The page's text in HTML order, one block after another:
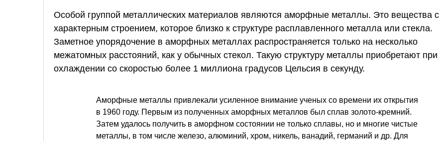
Особой группой металлических материалов являются аморфные металлы. Это вещества с
характерным строением, которое близко к структуре расплавленного металла или стекла.
Заметное упорядочение в аморфных металлах распространяется только на несколько
межатомных расстояний, как у обычных стекол. Такую структуру металлы приобретают при
охлаждении со скоростью более 1 миллиона градусов Цельсия в секунду.
Аморфные металлы привлекали усиленное внимание ученых со времени их открытия
в 1960 году. Первым из полученных аморфных металлов был сплав золото-кремний.
Затем удалось получить в аморфном состоянии не только сплавы, но и многие чистые
металлы, в том числе железо, алюминий, хром, никель, ванадий, германий и др. Для